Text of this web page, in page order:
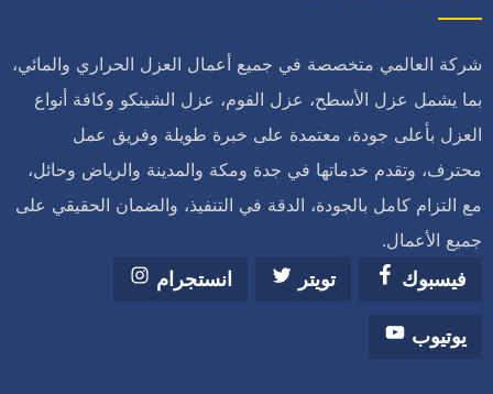
شركة العالمي متخصصة في جميع أعمال العزل الحراري والمائي،
بما يشمل عزل الأسطح، عزل الفوم، عزل الشينكو وكافة أنواع
العزل بأعلى جودة، معتمدة على خبرة طويلة وفريق عمل
محترف، وتقدم خدماتها في جدة ومكة والمدينة والرياض وحائل،
مع التزام كامل بالجودة، الدقة في التنفيذ، والضمان الحقيقي على
جميع الأعمال.
فيسبوك
تويتر انستجرام
يوتيوب